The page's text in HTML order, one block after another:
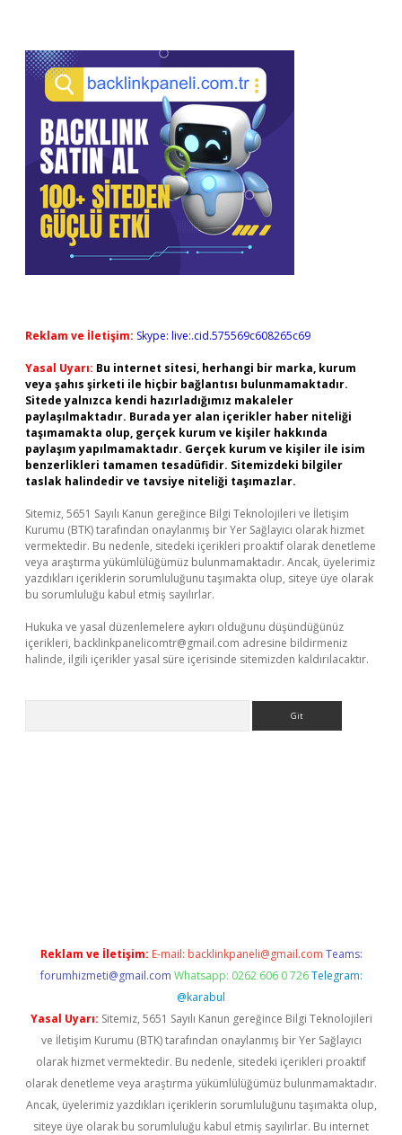
Reklam ve İletişim: Skype: live:.cid.575569c608265c69
Yasal Uyarı: Bu internet sitesi, herhangi bir marka, kurum
veya şahıs şirketi ile hiçbir bağlantısı bulunmamaktadır.
Sitede yalnızca kendi hazırladığımız makaleler
paylaşılmaktadır. Burada yer alan içerikler haber niteliği
taşımamakta olup, gerçek kurum ve kişiler hakkında
paylaşım yapılmamaktadır. Gerçek kurum ve kişiler ile isim
benzerlikleri tamamen tesadüfidir. Sitemizdeki bilgiler
taslak halindedir ve tavsiye niteliği taşımazlar.
Sitemiz, 5651 Sayılı Kanun gereğince Bilgi Teknolojileri ve İletişim
Kurumu (BTK) tarafından onaylanmış bir Yer Sağlayıcı olarak hizmet
vermektedir. Bu nedenle, sitedeki içerikleri proaktif olarak denetleme
veya araştırma yükümlülüğümüz bulunmamaktadır. Ancak, üyelerimiz
yazdıkları içeriklerin sorumluluğunu taşımakta olup, siteye üye olarak
bu sorumluluğu kabul etmiş sayılırlar.
Hukuka ve yasal düzenlemelere aykırı olduğunu düşündüğünüz
içerikleri, backlinkpanelicomtr@gmail.com adresine bildirmeniz
halinde, ilgili içerikler yasal süre içerisinde sitemizden kaldırılacaktır.
Reklam ve İletişim: E-mail: backlinkpaneli@gmail.com Teams:
forumhizmeti@gmail.com Whatsapp: 0262 606 0 726 Telegram:
@karabul
Yasal Uyarı: Sitemiz, 5651 Sayılı Kanun gereğince Bilgi Teknolojileri
ve İletişim Kurumu (BTK) tarafından onaylanmış bir Yer Sağlayıcı
olarak hizmet vermektedir. Bu nedenle, sitedeki içerikleri proaktif
olarak denetleme veya araştırma yükümlülüğümüz bulunmamaktadır.
Ancak, üyelerimiz yazdıkları içeriklerin sorumluluğunu taşımakta olup,
siteye üye olarak bu sorumluluğu kabul etmiş sayılırlar. Bu internet